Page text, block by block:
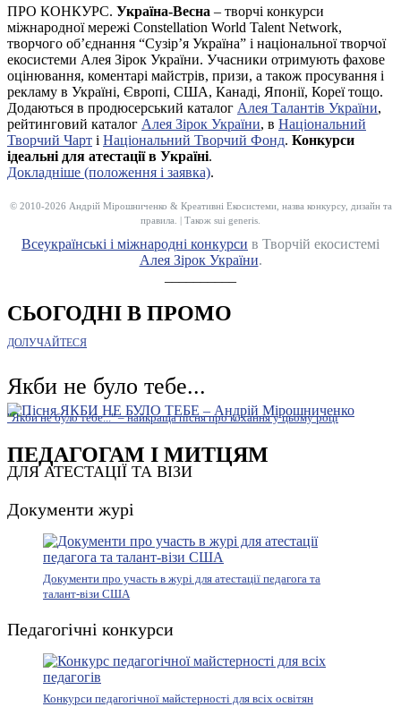
ПРО КОНКУРС. Україна-Весна – творчі конкурси
міжнародної мережі Constellation World Talent Network,
творчого об’єднання “Сузір’я Україна” і національної творчої
екосистеми Алея Зірок України. Учасники отримують фахове
оцінювання, коментарі майстрів, призи, а також просування і
рекламу в Україні, Європі, США, Канаді, Японії, Кореї тощо.
Додаються в продюсерський каталог Алея Талантів України,
рейтинговий каталог Алея Зірок України, в Національний
Творчий Чарт і Національний Творчий Фонд. Конкурси
ідеальні для атестації в Україні.
Докладніше (положення і заявка).
© 2010-2026 Андрій Мірошниченко & Креативні Екосистеми, назва конкурсу, дизайн та
правила. | Також sui generis.
Всеукраїнські і міжнародні конкурси в Творчій екосистемі
Алея Зірок України.
СЬОГОДНІ В ПРОМО
ДОЛУЧАЙТЕСЯ
Якби не було тебе...
"Якби не було тебе..." – найкраща пісня про кохання у цьому році
ПЕДАГОГАМ І МИТЦЯМ
ДЛЯ АТЕСТАЦІЇ ТА ВІЗИ
Документи журі
Документи про участь в журі для атестації педагога та
талант-візи США
Педагогічні конкурси
Конкурси педагогічної майстерності для всіх освітян